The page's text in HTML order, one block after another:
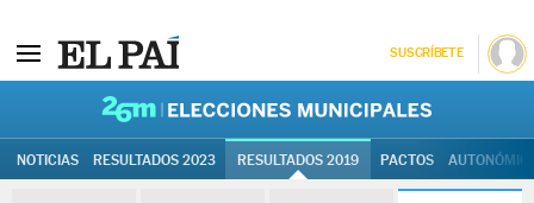
SUSCRÍBETE
NOTICIAS RESULTADOS 2023 RESULTADOS 2019 PACTOS